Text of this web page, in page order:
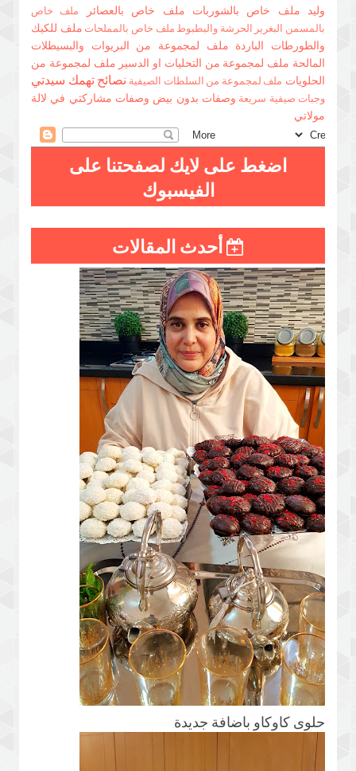
وليد ملف خاص بالشوربات ملف خاص بالعصائر
ملف خاص
بالمسمن البغرير الحرشة والبطبوط ملف خاص بالمملحات ملف للكيك
والطورطات الباردة ملف لمجموعة من البريوات والبسيطلات
المالحة ملف لمجموعة من التحليات او الدسير ملف لمجموعة من
الحلويات ملف لمجموعة من السلطات الصيفية نصائح تهمك سيدتي
وجبات صيفية سريعة وصفات بدون بيض وصفات مشاركتي في لالة
مولاتي
اضغط على لايك لصفحتنا على
الفيسبوك
أحدث المقالات
حلوى كاوكاو باضافة جديدة